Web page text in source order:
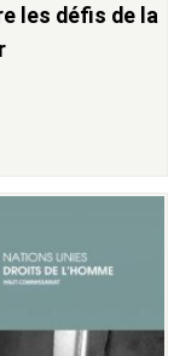
les défis de la